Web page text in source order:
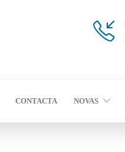
CONTACTA NOVAS